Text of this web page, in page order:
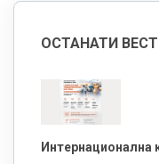
ОСТАНАТИ
Интернационална